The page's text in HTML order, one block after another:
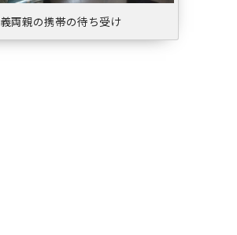
義両親の携帯の待ち受け